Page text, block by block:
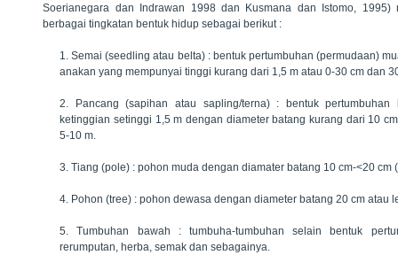
Soerianegara dan Indrawan 1998 dan Kusmana dan Istomo, 1995)
berbagai tingkatan bentuk hidup sebagai berikut :
1. Semai (seedling atau belta) : bentuk pertumbuhan (permudaan)
anakan yang mempunyai tinggi kurang dari 1,5 m atau 0-30 cm dan
2. Pancang (sapihan atau sapling/terna) : bentuk pertumbuhan
ketinggian setinggi 1,5 m dengan diameter batang kurang dari 10
5-10 m.
3. Tiang (pole) : pohon muda dengan diamater batang 10 cm-<20 cm
4. Pohon (tree) : pohon dewasa dengan diameter batang 20 cm atau
5. Tumbuhan bawah : tumbuha-tumbuhan selain bentuk
rerumputan, herba, semak dan sebagainya.